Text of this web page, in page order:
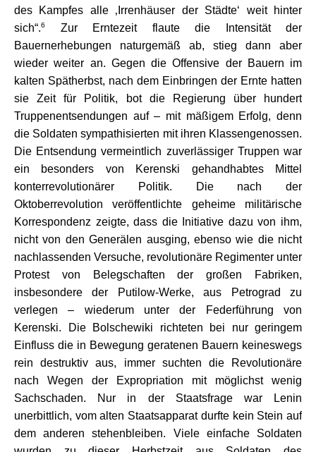
des Kampfes alle ‚Irrenhäuser der Städte‘ weit hinter
sich“.6
Zur Erntezeit flaute die Intensität der
Bauernerhebungen naturgemäß ab, stieg dann aber
wieder weiter an. Gegen die Offensive der Bauern im
kalten Spätherbst, nach dem Einbringen der Ernte hatten
sie Zeit für Politik, bot die Regierung über hundert
Truppenentsendungen auf – mit mäßigem Erfolg, denn
die Soldaten sympathisierten mit ihren Klassengenossen.
Die Entsendung vermeintlich zuverlässiger Truppen war
ein besonders von Kerenski gehandhabtes Mittel
konterrevolutionärer Politik. Die nach der
Oktoberrevolution veröffentlichte geheime militärische
Korrespondenz zeigte, dass die Initiative dazu von ihm,
nicht von den Generälen ausging, ebenso wie die nicht
nachlassenden Versuche, revolutionäre Regimenter unter
Protest von Belegschaften der großen Fabriken,
insbesondere der Putilow-Werke, aus Petrograd zu
verlegen – wiederum unter der Federführung von
Kerenski. Die Bolschewiki richteten bei nur geringem
Einfluss die in Bewegung geratenen Bauern keineswegs
rein destruktiv aus, immer suchten die Revolutionäre
nach Wegen der Expropriation mit möglichst wenig
Sachschaden. Nur in der Staatsfrage war Lenin
unerbittlich, vom alten Staatsapparat durfte kein Stein auf
dem anderen stehenbleiben. Viele einfache Soldaten